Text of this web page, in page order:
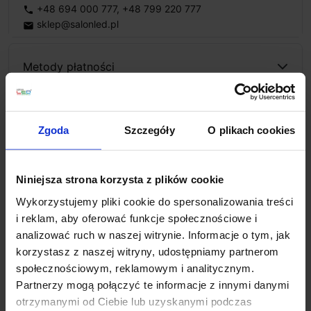
Zgoda Szczegóły O plikach cookies
Niniejsza strona korzysta z plików cookie
Wykorzystujemy pliki cookie do spersonalizowania treści
i reklam, aby oferować funkcje społecznościowe i
analizować ruch w naszej witrynie. Informacje o tym, jak
korzystasz z naszej witryny, udostępniamy partnerom
społecznościowym, reklamowym i analitycznym.
Partnerzy mogą połączyć te informacje z innymi danymi
otrzymanymi od Ciebie lub uzyskanymi podczas
phone +48 694 000 777, +48 799 220 777
email sklep@salonled.pl
Metody płatności
Zapytaj o produkt
Opis
Nowość! Nowoczesna oprawa sufitowaSLV DL 126
LED biała, chrom 112221, 112222